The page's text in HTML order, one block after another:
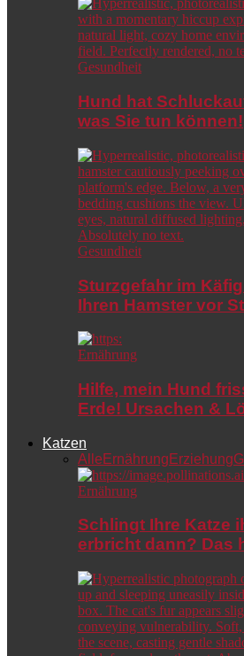
Gesundheit
Hund hat
was Sie tun können!
Gesundheit
Sturzgefahr im
Ihren Hamster vor
Ernährung
Hilfe, mein Hund
Erde! Ursachen &
Katzen
Alle Ernährung Erziehung
Ernährung
Schlingt Ihre Katze
erbricht dann? Das